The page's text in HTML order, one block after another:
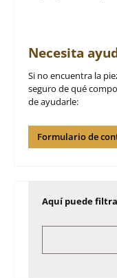
Necesita
Si no encuentra la
seguro de qué
de ayudarle:
Formulario de
Aquí puede